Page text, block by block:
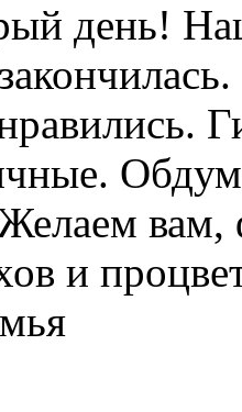
день!
вам,
и